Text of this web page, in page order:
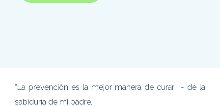
“La prevención es la mejor manera de curar”. - de la
sabiduría de mi padre.